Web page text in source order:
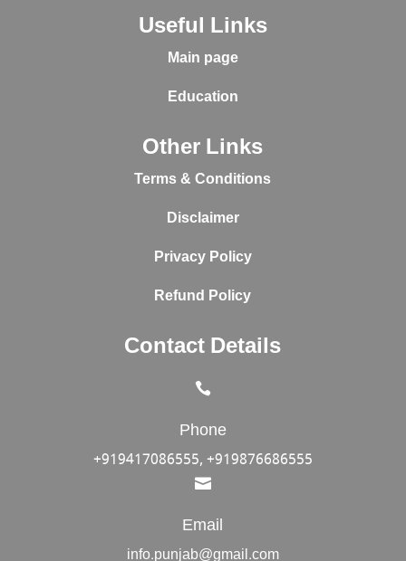
Useful Links
Main page
Education
Other Links
Terms & Conditions
Disclaimer
Privacy Policy
Refund Policy
Contact Details

Phone
+919417086555, +919876686555

Email
info.punjab@gmail.com